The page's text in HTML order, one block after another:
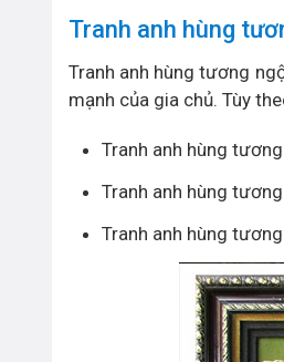
Tranh anh hùng
Tranh anh hùng tương
mạnh của gia chủ. Tùy
Tranh anh hùng
Tranh anh hùng
Tranh anh hùng